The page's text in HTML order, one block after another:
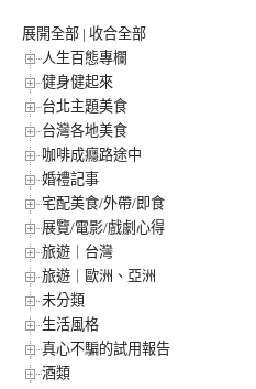
展開全部 | 收合全部
人生百態專欄
健身健起來
台北主題美食
台灣各地美食
咖啡成癮路途中
婚禮記事
宅配美食/外帶/即食
展覽/電影/戲劇心得
旅遊｜台灣
旅遊｜歐洲、亞洲
未分類
生活風格
真心不騙的試用報告
酒類